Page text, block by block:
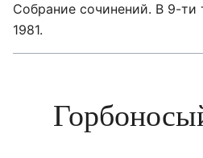
Собрание сочинений. В 9-
1981.